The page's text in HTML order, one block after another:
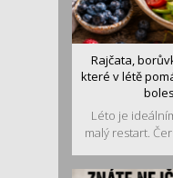
Rajčata,
které v létě
Léto je
malý restart.